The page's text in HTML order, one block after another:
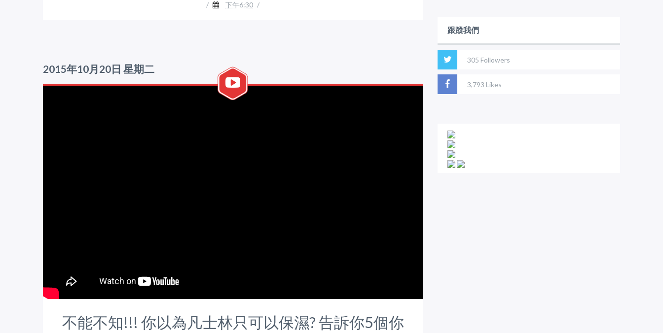
/ 下午6:30 /
2015年10月20日 星期二
不能不知!!! 你以為凡士林只可以保濕? 告訴你5個你
跟蹤我們
305 Followers
3,793 Likes